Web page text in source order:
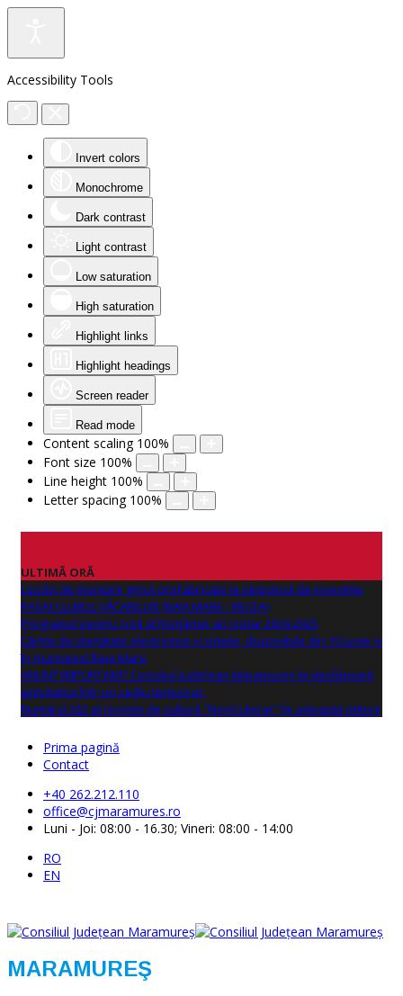
Accessibility Tools
Invert colors
Monochrome
Dark contrast
Light contrast
Low saturation
High saturation
Highlight links
Highlight headings
Screen reader
Read mode
Content scaling 100%
Font size 100%
Line height 100%
Letter spacing 100%
ULTIMĂ ORĂ
Lucrări de montare grinzi prefabricate la obiectivul de investitie
PASAJ CLUBUL VĂCARILOR (BAIA MARE - RECEA)
Programul pentru școli al României an școlar 2024-2025
Cărțile de identitate electronice și simple, disponibile din 10 iunie și
în municipiul Baia Mare
ANUNŢ IMPORTANT! Consiliul Județean Maramureș își desfășoară
activitatea într-un sediu temporar.
Numărul 262 al revistei de cultură "Nord Literar" își așteaptă cititorii
Prima pagină
Contact
+40 262.212.110
office@cjmaramures.ro
Luni - Joi: 08:00 - 16.30; Vineri: 08:00 - 14:00
RO
EN
MARAMUREŞ